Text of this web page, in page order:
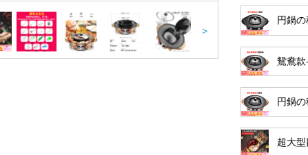
>
円鍋
鴛鴦款
円鍋
超大